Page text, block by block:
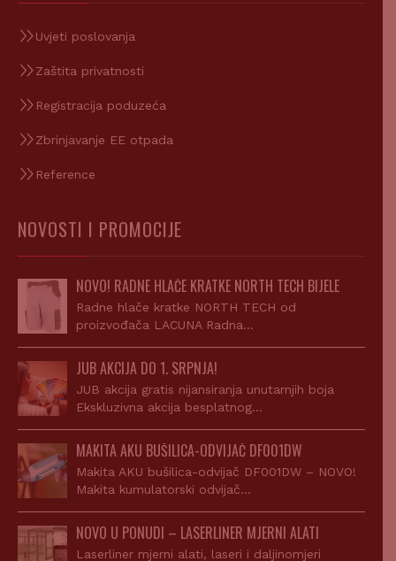
Uvjeti poslovanja
Zaštita privatnosti
Registracija poduzeća
Zbrinjavanje EE otpada
Reference
NOVOSTI I PROMOCIJE
NOVO! RADNE HLAČE KRATKE NORTH TECH BIJELE
Radne hlače kratke NORTH TECH od
proizvođača LACUNA Radna…
JUB AKCIJA DO 1. SRPNJA!
JUB akcija gratis nijansiranja unutarnjih boja
Ekskluzivna akcija besplatnog…
MAKITA AKU BUŠILICA-ODVIJAČ DF001DW
Makita AKU bušilica-odvijač DF001DW – NOVO!
Makita kumulatorski odvijač…
NOVO U PONUDI – LASERLINER MJERNI ALATI
Laserliner mjerni alati, laseri i daljinomjeri